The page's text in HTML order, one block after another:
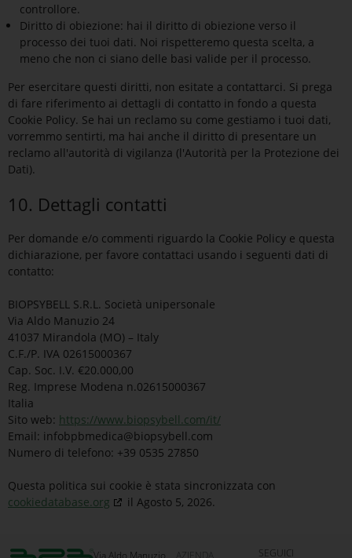
controllore.
Diritto di obiezione: hai il diritto di obiezione verso il
processo dei tuoi dati. Noi rispetteremo questa scelta, a
meno che non ci siano delle basi valide per il processo.
Per esercitare questi diritti, non esitate a contattarci. Si prega
di fare riferimento ai dettagli di contatto in fondo a questa
Cookie Policy. Se hai un reclamo su come gestiamo i tuoi dati,
vorremmo sentirti, ma hai anche il diritto di presentare un
reclamo all'autorità di vigilanza (l'Autorità per la Protezione dei
Dati).
10. Dettagli contatti
Per domande e/o commenti riguardo la Cookie Policy e questa
dichiarazione, per favore contattaci usando i seguenti dati di
contatto:
BIOPSYBELL S.R.L. Società unipersonale
Via Aldo Manuzio 24
41037 Mirandola (MO) – Italy
C.F./P. IVA 02615000367
Cap. Soc. I.V. €20.000,00
Reg. Imprese Modena n.02615000367
Italia
Sito web: https://www.biopsybell.com/it/
Email: infobpbmedica@biopsybell.com
Numero di telefono: +39 0535 27850
Questa politica sui cookie è stata sincronizzata con
cookiedatabase.org
il Agosto 5, 2026.
Via Aldo Manuzio AZIENDA SEGUICI